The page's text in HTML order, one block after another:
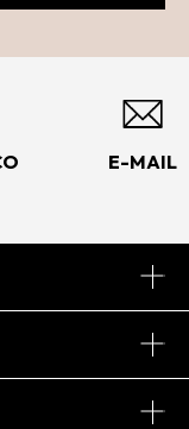
E-MAIL